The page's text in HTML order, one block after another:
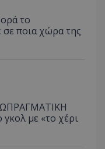
το
σε ποια χώρα της
με «το χέρι